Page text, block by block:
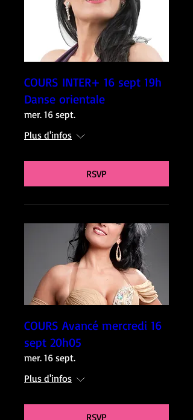
COURS INTER+ 16 sept 19h
Danse orientale
mer. 16 sept.
Plus d'infos
RSVP
COURS Avancé mercredi 16
sept 20h05
mer. 16 sept.
Plus d'infos
RSVP